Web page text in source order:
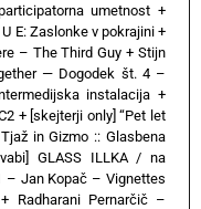
umetnost +
E: Zaslonke v pokrajini+
– The Third Guy + Stijn
— Dogodek št. 4 –
instalacija +
+ [skejterji only] “Pet let
Tjaž in Gizmo :: Glasbena
GLASS ILLKA / na
– Jan Kopač – Vignettes
+ Radharani Pernarčič –